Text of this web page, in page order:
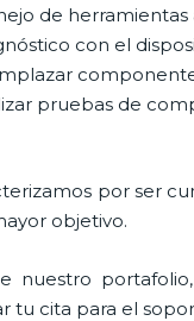
de herramientas
con el
pruebas de
por ser
objetivo.
nuestro portafolio,
tu cita para el